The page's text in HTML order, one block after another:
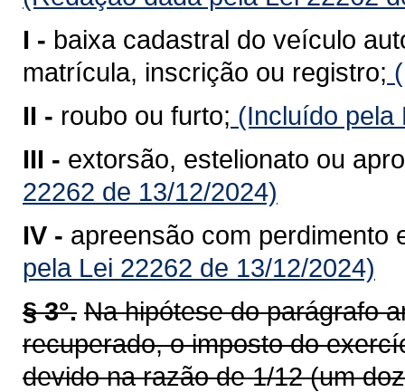
I - baixa cadastral do veículo
matrícula, inscrição ou registro;
II - roubo ou furto; (Incluído pela
III - extorsão, estelionato ou
22262 de 13/12/2024)
IV - apreensão com perdimento
pela Lei 22262 de 13/12/2024)
§ 3°. Na hipótese do parágrafo
recuperado, o imposto do
devido na razão de 1/12 (um